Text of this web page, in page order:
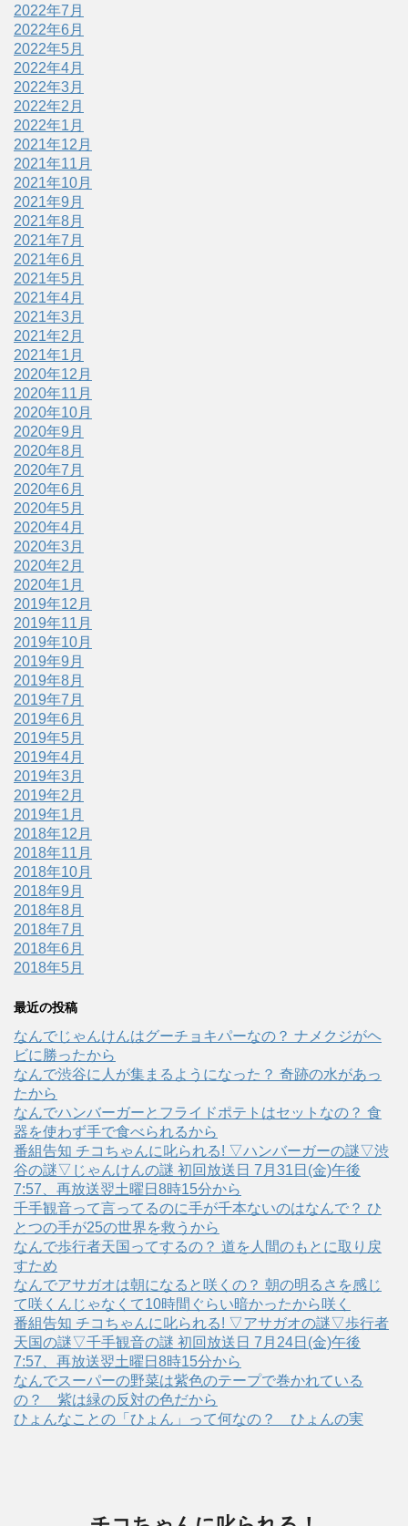
2022年7月
2022年6月
2022年5月
2022年4月
2022年3月
2022年2月
2022年1月
2021年12月
2021年11月
2021年10月
2021年9月
2021年8月
2021年7月
2021年6月
2021年5月
2021年4月
2021年3月
2021年2月
2021年1月
2020年12月
2020年11月
2020年10月
2020年9月
2020年8月
2020年7月
2020年6月
2020年5月
2020年4月
2020年3月
2020年2月
2020年1月
2019年12月
2019年11月
2019年10月
2019年9月
2019年8月
2019年7月
2019年6月
2019年5月
2019年4月
2019年3月
2019年2月
2019年1月
2018年12月
2018年11月
2018年10月
2018年9月
2018年8月
2018年7月
2018年6月
2018年5月
最近の投稿
なんでじゃんけんはグーチョキパーなの？ ナメクジがヘ
ビに勝ったから
なんで渋谷に人が集まるようになった？ 奇跡の水があっ
たから
なんでハンバーガーとフライドポテトはセットなの？ 食
器を使わず手で食べられるから
番組告知 チコちゃんに叱られる! ▽ハンバーガーの謎▽渋
谷の謎▽じゃんけんの謎 初回放送日 7月31日(金)午後
7:57、再放送翌土曜日8時15分から
千手観音って言ってるのに手が千本ないのはなんで？ ひ
とつの手が25の世界を救うから
なんで歩行者天国ってするの？ 道を人間のもとに取り戻
すため
なんでアサガオは朝になると咲くの？ 朝の明るさを感じ
て咲くんじゃなくて10時間ぐらい暗かったから咲く
番組告知 チコちゃんに叱られる! ▽アサガオの謎▽歩行者
天国の謎▽千手観音の謎 初回放送日 7月24日(金)午後
7:57、再放送翌土曜日8時15分から
なんでスーパーの野菜は紫色のテープで巻かれている
の？ 紫は緑の反対の色だから
ひょんなことの「ひょん」って何なの？ ひょんの実